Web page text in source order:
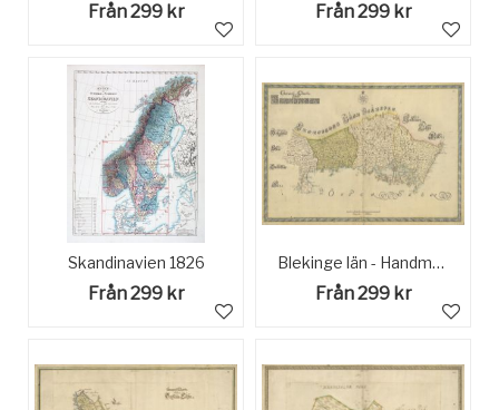
Från 299 kr Från 299 kr
Skandinavien 1826
Från 299 kr
Blekinge län - Handmålad Historisk Karta sent 1600-tal
Från 299 kr